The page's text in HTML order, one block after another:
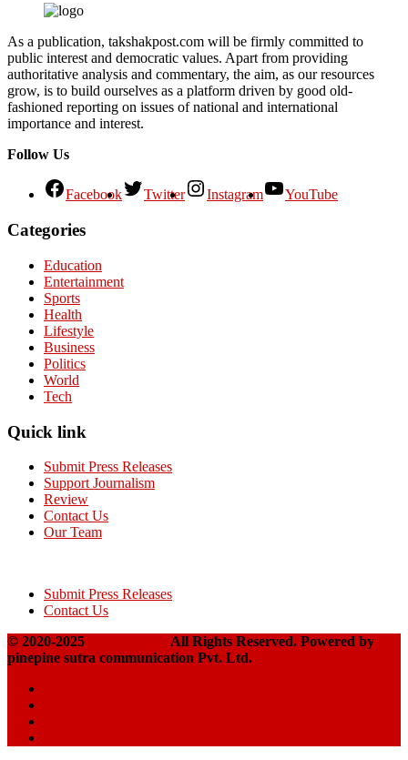
As a publication, takshakpost.com will be firmly committed to
public interest and democratic values. Apart from providing
authoritative analysis and commentary, the aim, as our resources
grow, is to build ourselves as a platform driven by good old-
fashioned reporting on issues of national and international
importance and interest.
Follow Us
Facebook Twitter Instagram YouTube
Categories
Education
Entertainment
Sports
Health
Lifestyle
Business
Politics
World
Tech
Quick link
Submit Press Releases
Support Journalism
Review
Contact Us
Our Team
Submit Press Releases
Contact Us
© 2020-2025
All Rights Reserved. Powered by
pinepine sutra communication Pvt. Ltd.